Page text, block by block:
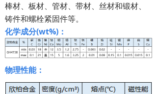
棒材、板材、管材、带材、丝材和锻材、
铸件和螺栓紧固件等。
化学成分(wt%)：
物理性能：